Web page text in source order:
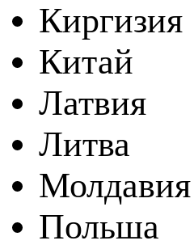
Киргизия
Китай
Латвия
Литва
Молдавия
Польша